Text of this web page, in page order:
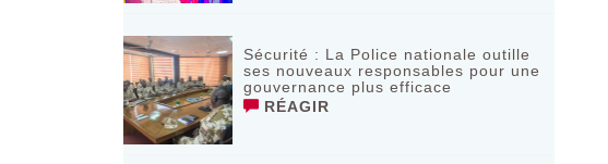
Sécurité : La Police nationale outille
ses nouveaux responsables pour une
gouvernance plus efficace
RÉAGIR